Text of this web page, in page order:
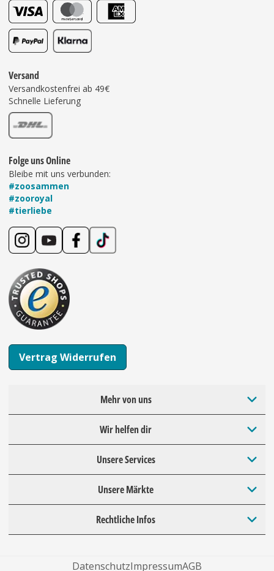
Versand
Versandkostenfrei ab 49€
Schnelle Lieferung
Folge uns Online
Bleibe mit uns verbunden:
#zoosammen
#zooroyal
#tierliebe
Vertrag Widerrufen
Mehr von uns
Wir helfen dir
Unsere Services
Unsere Märkte
Rechtliche Infos
DatenschutzImpressumAGB